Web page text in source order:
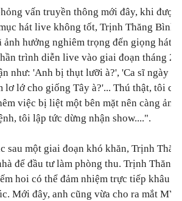
vấn truyền thông mới đây, khi được
hát live không tốt, Trịnh Thăng Bình
ảnh hưởng nghiêm trọng đến giọng hát
trình diễn live vào giai đoạn tháng 2,
như: 'Anh bị thụt lưỡi à?', 'Ca sĩ ngày
lơ lớ cho giống Tây à?'... Thú thật, tôi
việc bị liệt một bên mặt nên càng ảnh
tôi lập tức dừng nhận show....".
sau một giai đoạn khó khăn, Trịnh
để đầu tư làm phòng thu. Trịnh Thăng
hoi có thể đảm nhiệm trực tiếp khâu
Mới đây, anh cũng vừa cho ra mắt MV